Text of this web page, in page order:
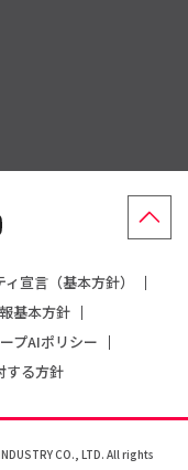
宣言（基本方針）
基本方針
プAIポリシー
する方針
CO., LTD. All rights